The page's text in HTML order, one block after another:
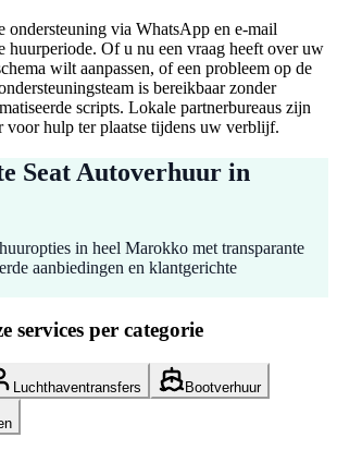
ondersteuning via WhatsApp en e-mail
huurperiode. Of u nu een vraag heeft over uw
wilt aanpassen, of een probleem op de
is bereikbaar zonder
scripts. Lokale partnerbureaus zijn
voor hulp ter plaatse tijdens uw verblijf.
Seat Autoverhuur in
in heel Marokko met transparante
aanbiedingen en klantgerichte
services per categorie
Luchthaventransfers Bootverhuur